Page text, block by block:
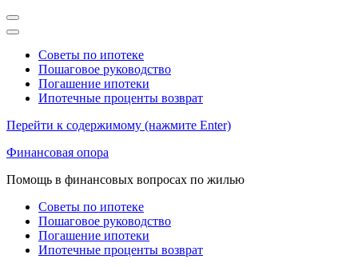
Советы по ипотеке
Пошаговое руководство
Погашение ипотеки
Ипотечные проценты возврат
Перейти к содержимому (нажмите Enter)
Финансовая опора
Помощь в финансовых вопросах по жилью
Советы по ипотеке
Пошаговое руководство
Погашение ипотеки
Ипотечные проценты возврат